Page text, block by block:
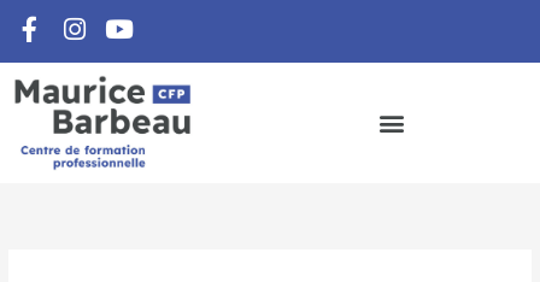
contenu
F
a
c
e
b
o
I
n
s
t
a
g
r
Y
o
u
t
u
b
e